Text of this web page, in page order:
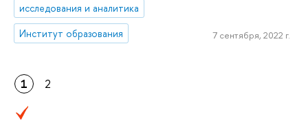
исследования и аналитика
Институт образования
7 сентября, 2022 г.
1 2